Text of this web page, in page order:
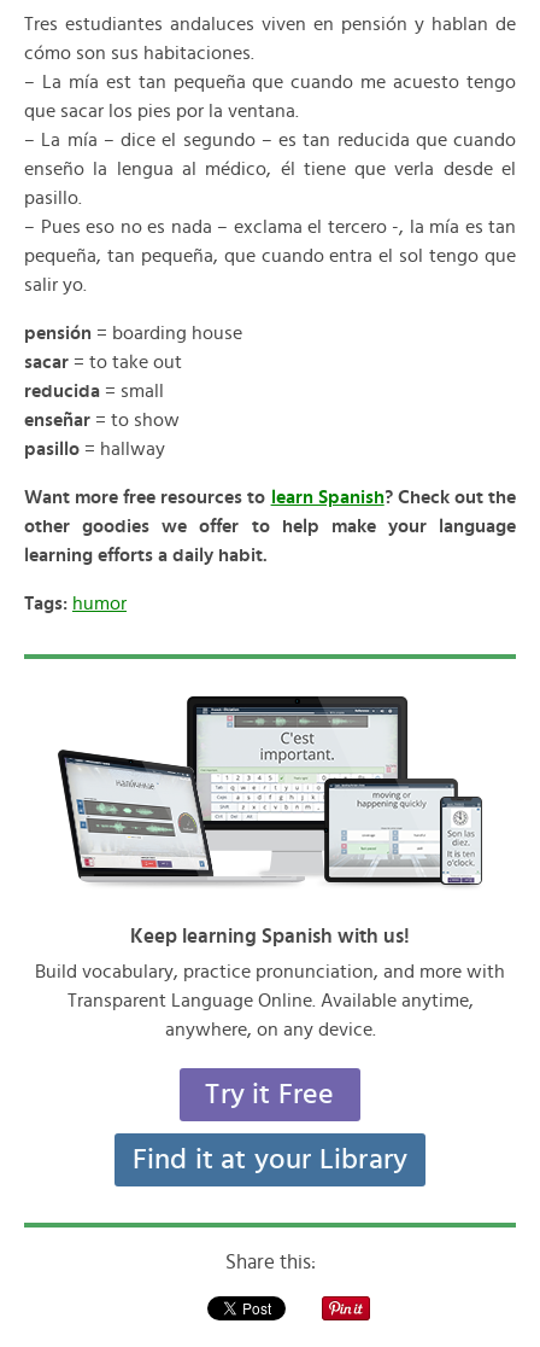
Tres estudiantes andaluces viven en pensión y hablan de
cómo son sus habitaciones.
– La mía est tan pequeña que cuando me acuesto tengo
que sacar los pies por la ventana.
– La mía – dice el segundo – es tan reducida que cuando
enseño la lengua al médico, él tiene que verla desde el
pasillo.
– Pues eso no es nada – exclama el tercero -, la mía es tan
pequeña, tan pequeña, que cuando entra el sol tengo que
salir yo.
pensión = boarding house
sacar = to take out
reducida = small
enseñar = to show
pasillo = hallway
Want more free resources to learn Spanish? Check out the
other goodies we offer to help make your language
learning efforts a daily habit.
Tags: humor
Keep learning Spanish with us!
Build vocabulary, practice pronunciation, and more with
Transparent Language Online. Available anytime,
anywhere, on any device.
Try it Free
Find it at your Library
Share this: